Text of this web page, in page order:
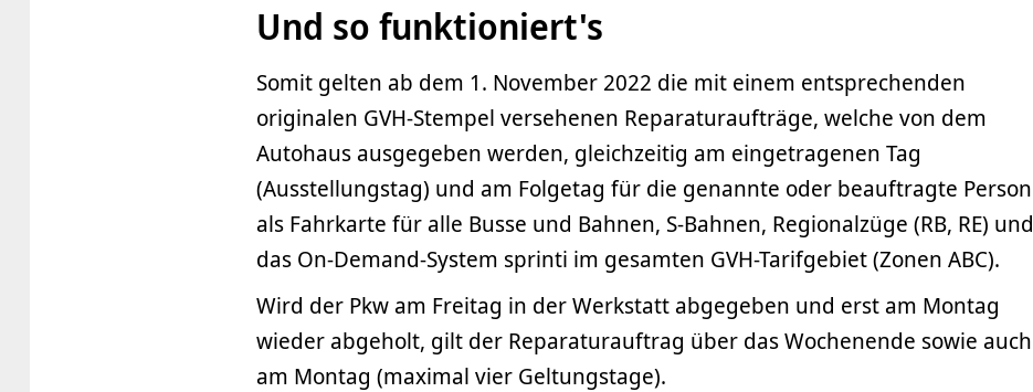
Und so funktioniert's
Somit gelten ab dem 1. November 2022 die mit einem entsprechenden
originalen GVH-Stempel versehenen Reparaturaufträge, welche von dem
Autohaus ausgegeben werden, gleichzeitig am eingetragenen Tag
(Ausstellungstag) und am Folgetag für die genannte oder beauftragte Person
als Fahrkarte für alle Busse und Bahnen, S-Bahnen, Regionalzüge (RB, RE) und
das On-Demand-System sprinti im gesamten GVH-Tarifgebiet (Zonen ABC).
Wird der Pkw am Freitag in der Werkstatt abgegeben und erst am Montag
wieder abgeholt, gilt der Reparaturauftrag über das Wochenende sowie auch
am Montag (maximal vier Geltungstage).